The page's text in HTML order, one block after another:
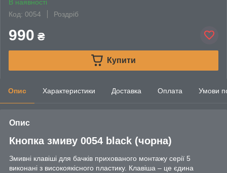
В наявності
Код: 0054
Роздріб
990 ₴
Купити
Опис Характеристики Доставка Оплата Умови
Опис
Кнопка змиву 0054 black (чорна)
Змивні клавіші для бачків прихованого монтажу серії 5
виконані з високоякісного пластику. Клавіша – це єдина